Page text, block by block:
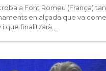
a Font Romeu (França)
en alçada que va
que finalitzarà...